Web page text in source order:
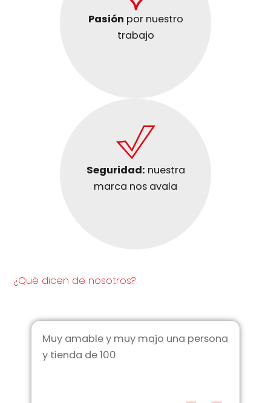
Pasión por nuestro
trabajo
Seguridad: nuestra
marca nos avala
¿Qué dicen de nosotros?
Muy amable y muy majo una persona
y tienda de 100